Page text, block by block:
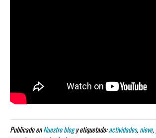
Publicado enNuestro blogy etiquetado:actividades,nieve,